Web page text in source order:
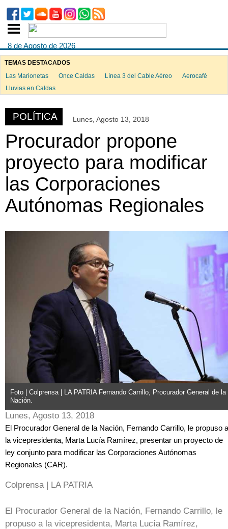
8 de Agosto de 2026
TEMAS DESTACADOS
Las Marionetas
Once Caldas Línea 3 del Cable Aéreo
Aerocafé
Lluvias en Caldas
POLÍTICA Lunes, Agosto 13, 2018
Procurador propone
proyecto para modificar
las Corporaciones
Autónomas Regionales
Foto | Colprensa | LA PATRIA Fernando Carrillo, Procurador General de la
Nación.
Lunes, Agosto 13, 2018
El Procurador General de la Nación, Fernando Carrillo, le propuso a
la vicepresidenta, Marta Lucía Ramírez, presentar un proyecto de
ley conjunto para modificar las Corporaciones Autónomas
Regionales (CAR).
Colprensa | LA PATRIA
El Procurador General de la Nación, Fernando Carrillo, le
propuso a la vicepresidenta, Marta Lucía Ramírez,